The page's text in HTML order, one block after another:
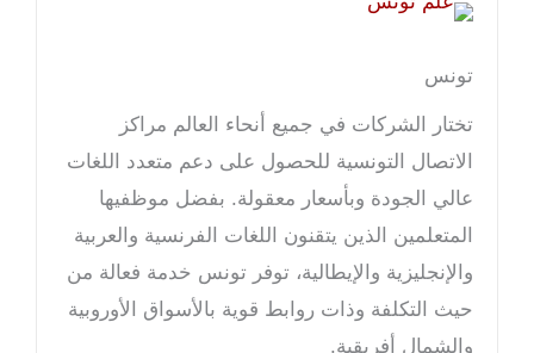
تونس
تختار الشركات في جميع أنحاء العالم مراكز
الاتصال التونسية للحصول على دعم متعدد اللغات
عالي الجودة وبأسعار معقولة. بفضل موظفيها
المتعلمين الذين يتقنون اللغات الفرنسية والعربية
والإنجليزية والإيطالية، توفر تونس خدمة فعالة من
حيث التكلفة وذات روابط قوية بالأسواق الأوروبية
والشمال أفريقية.